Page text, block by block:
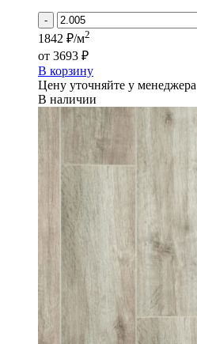
-
1842 ₽/м2
от 3693 ₽
В корзину
Цену уточняйте у менеджера
В наличии